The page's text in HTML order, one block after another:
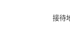
接待